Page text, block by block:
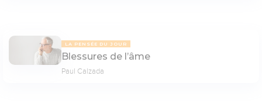
LA PENSÉE DU JOUR
Blessures de l’âme
Paul Calzada